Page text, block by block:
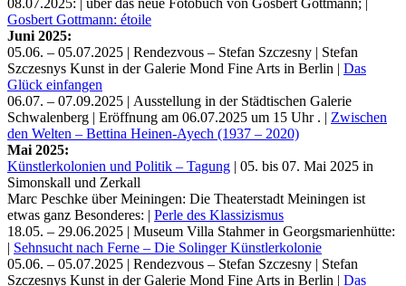
08.07.2025: | über das neue Fotobuch von Gosbert Gottmann; |
Gosbert Gottmann: étoile
Juni 2025:
05.06. – 05.07.2025 | Rendezvous – Stefan Szczesny | Stefan
Szczesnys Kunst in der Galerie Mond Fine Arts in Berlin | Das
Glück einfangen
06.07. – 07.09.2025 | Ausstellung in der Städtischen Galerie
Schwalenberg | Eröffnung am 06.07.2025 um 15 Uhr . | Zwischen
den Welten – Bettina Heinen-Ayech (1937 – 2020)
Mai 2025:
Künstlerkolonien und Politik – Tagung | 05. bis 07. Mai 2025 in
Simonskall und Zerkall
Marc Peschke über Meiningen: Die Theaterstadt Meiningen ist
etwas ganz Besonderes: | Perle des Klassizismus
18.05. – 29.06.2025 | Museum Villa Stahmer in Georgsmarienhütte:
| Sehnsucht nach Ferne – Die Solinger Künstlerkolonie
05.06. – 05.07.2025 | Rendezvous – Stefan Szczesny | Stefan
Szczesnys Kunst in der Galerie Mond Fine Arts in Berlin | Das